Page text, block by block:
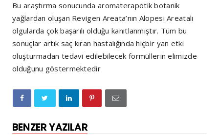
Bu araştırma sonucunda aromaterapötik botanik
yağlardan oluşan Revigen Areata’nın Alopesi Areatalı
olgularda çok başarılı olduğu kanıtlanmıştır. Tüm bu
sonuçlar artık saç kıran hastalığında hiçbir yan etki
oluşturmadan tedavi edilebilecek formüllerin elimizde
olduğunu göstermektedir
BENZER YAZILAR